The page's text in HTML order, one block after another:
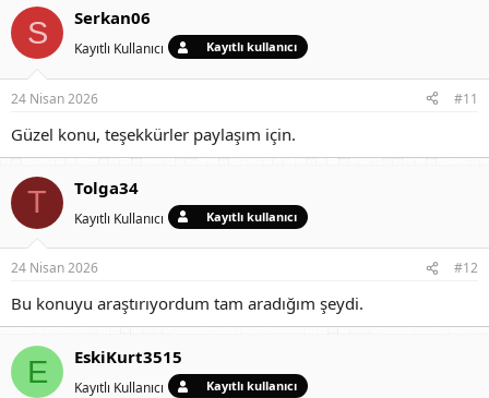
S Serkan06
Kayıtlı Kullanıcı Kayıtlı kullanıcı
24 Nisan 2026 #11
Güzel konu, teşekkürler paylaşım için.
T Tolga34
Kayıtlı Kullanıcı Kayıtlı kullanıcı
24 Nisan 2026 #12
Bu konuyu araştırıyordum tam aradığım şeydi.
E EskiKurt3515
Kayıtlı Kullanıcı Kayıtlı kullanıcı